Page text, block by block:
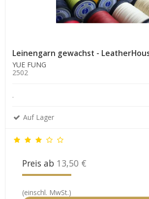
Leinengarn gewachst -
YUE FUNG
2502
.
Auf Lager
Preis ab 13,50 €
(einschl. MwSt.)